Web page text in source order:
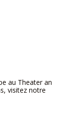
au Theater an
visitez notre